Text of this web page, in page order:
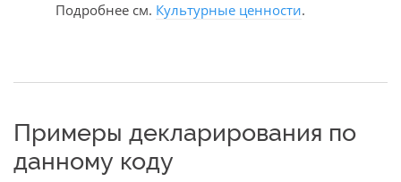
Подробнее см. Культурные ценности.
Примеры декларирования по
данному коду